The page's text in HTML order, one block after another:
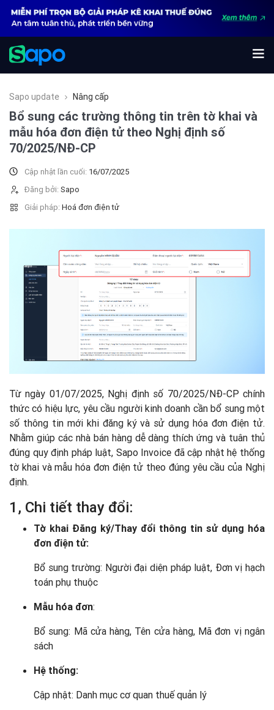
Sapo update Nâng cấp
Bổ sung các trường thông tin trên tờ khai và
mẫu hóa đơn điện tử theo Nghị định số
70/2025/NĐ-CP
Cập nhật lần cuối: 16/07/2025
Đăng bởi: Sapo
Giải pháp: Hoá đơn điện tử
Từ ngày 01/07/2025, Nghị định số 70/2025/NĐ-CP chính
thức có hiệu lực, yêu cầu người kinh doanh cần bổ sung một
số thông tin mới khi đăng ký và sử dụng hóa đơn điện tử.
Nhằm giúp các nhà bán hàng dễ dàng thích ứng và tuân thủ
đúng quy định pháp luật, Sapo Invoice đã cập nhật hệ thống
tờ khai và mẫu hóa đơn điện tử theo đúng yêu cầu của Nghị
định.
1, Chi tiết thay đổi:
Tờ khai Đăng ký/Thay đổi thông tin sử dụng hóa
đơn điện tử:
Bổ sung trường: Người đại diện pháp luật, Đơn vị hạch
toán phụ thuộc
Mẫu hóa đơn:
Bổ sung: Mã cửa hàng, Tên cửa hàng, Mã đơn vị ngân
sách
Hệ thống:
Cập nhật: Danh mục cơ quan thuế quản lý